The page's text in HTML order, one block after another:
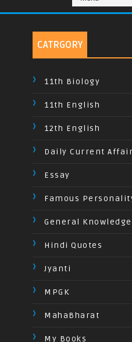
CATRGORY
11th Biology
11th English
12th English
Daily Current Affair
Essay
Famous
General Knowledge
Hindi Quotes
Jyanti
MPGK
MahaBharat
My Books